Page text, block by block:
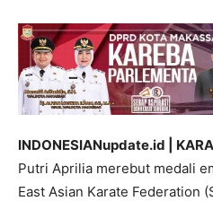
INDONESIANupdate.id |
Putri Aprilia merebut medali
East Asian Karate Federation